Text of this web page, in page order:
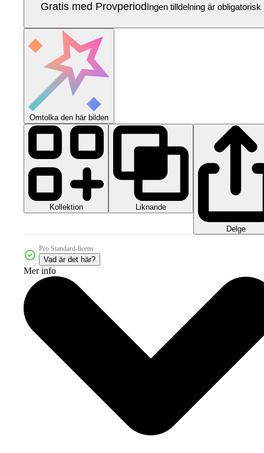
Gratis med ProvperiodIngen tilldelning är obligatorisk
Omtolka den här bilden
Kollektion Liknande
Delge
Pro Standard-licens
Vad är det här?
Mer info